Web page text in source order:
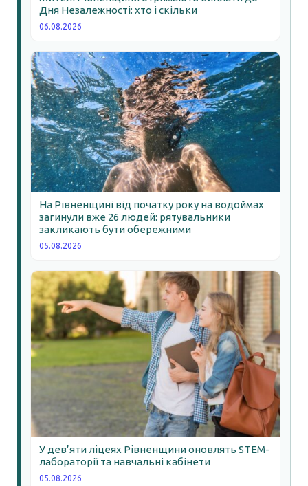
Дня Незалежності: хто і скільки
06.08.2026
На Рівненщині від початку року на водоймах
загинули вже 26 людей: рятувальники
закликають бути обережними
05.08.2026
У дев’яти ліцеях Рівненщини оновлять STEM-
лабораторії та навчальні кабінети
05.08.2026